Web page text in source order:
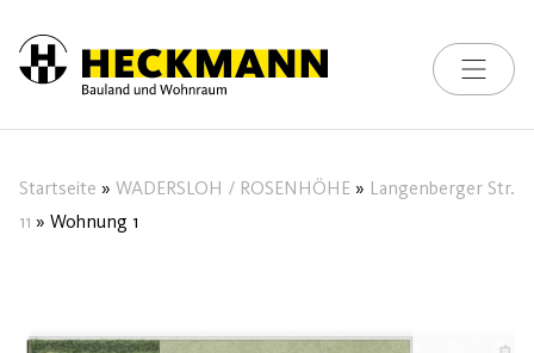
Skip to content
Toggle
Startseite » WADERSLOH / ROSENHÖHE » Langenberger Str.
11 » Wohnung 1